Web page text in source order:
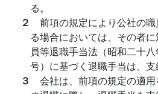
る。
２ 前項の規定により公社の
る場合においては、その者
員等退職手当法（昭和二十
号）に基づく退職手当は、支
３ 会社は、前項の規定の適